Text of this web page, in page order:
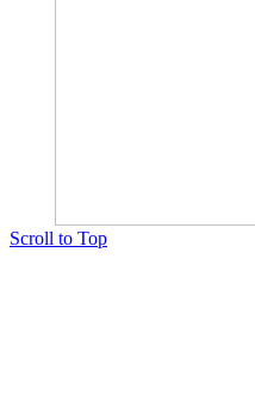
Scroll to Top